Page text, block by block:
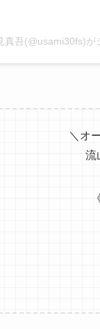
真吾(@usami30fs)が
＼オ
流